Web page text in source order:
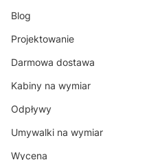
Blog
Projektowanie
Darmowa dostawa
Kabiny na wymiar
Odpływy
Umywalki na wymiar
Wycena